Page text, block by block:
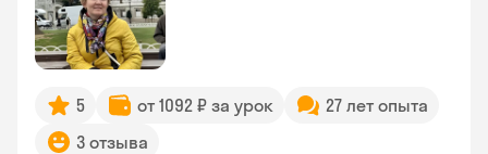
5 от 1092 ₽ за урок
27 лет опыта
3 отзыва